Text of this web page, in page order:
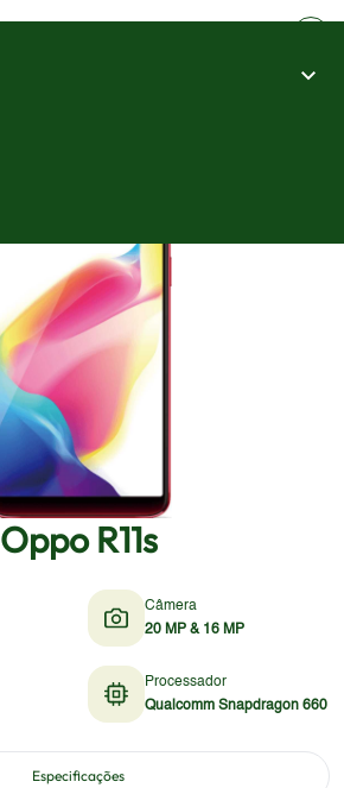
Oppo R11s
Câmera
20 MP & 16 MP
Processador
Qualcomm Snapdragon 660
Especificações